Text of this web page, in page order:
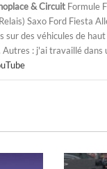
& Circuit Formule
Saxo Ford Fiesta
sur des véhicules de
: j'ai travaillé dans